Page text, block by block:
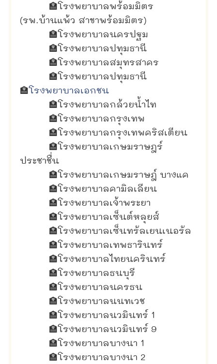
🏣 โรงพยาบาลพร้อมมิตร
(รพ.บ้านแพ้ว สาขาพร้อมมิตร)
🏣 โรงพยาบาลนครปฐม
🏣 โรงพยาบาลปทุมธานี
🏣 โรงพยาบาลสมุทรสาคร
🏣 โรงพยาบาลปทุมธานี
🏣 โรงพยาบาลเอกชน
🏣 โรงพยาบาลกล้วยน้ำไท
🏣 โรงพยาบาลกรุงเทพ
🏣 โรงพยาบาลกรุงเทพคริสเตียน
🏣 โรงพยาบาลเกษมราษฎร์
ประชาชื่น
🏣 โรงพยาบาลเกษมราษฎ์ บางแค
🏣 โรงพยาบาลคามิลเลียน
🏣 โรงพยาบาลเจ้าพระยา
🏣 โรงพยาบาลเซ็นต์หลุยส์
🏣 โรงพยาบาลเซ็นทรัลเยนเนอรัล
🏣 โรงพยาบาลเทพธารินทร์
🏣 โรงพยาบาลไทยนครินทร์
🏣 โรงพยาบาลธนบุรี
🏣 โรงพยาบาลนครธน
🏣 โรงพยาบาลนนทเวช
🏣 โรงพยาบาลนวมินทร์ 1
🏣 โรงพยาบาลนวมินทร์ 9
🏣 โรงพยาบาลบางนา 1
🏣 โรงพยาบาลบางนา 2